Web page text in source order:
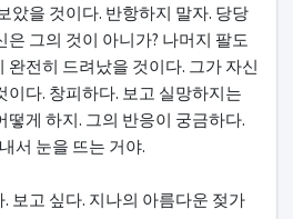
았을 것이다. 반항하지 말자. 당당
그의 것이 아니가? 나머지 팔도
완전히 드려났을 것이다. 그가 자신
이다. 창피하다. 보고 실망하지는
떻게 하지. 그의 반응이 궁금하다.
서 눈을 뜨는 거야.
보고 싶다. 지나의 아름다운 젖가